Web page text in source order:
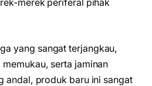
merek periferal pihak
yang sangat terjangkau,
serta jaminan
andal, produk baru ini sangat